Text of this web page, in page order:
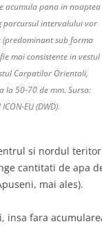
acumula pana in noaptea
parcursul intervalului vor
sub forma
mai consistente in vestul
Carpatilor Orientali,
la 50-70 de mm. Sursa:
EU (DWD).
si nordul
cantitati de apa
mai ales).
insa fara